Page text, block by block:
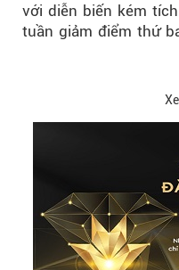
với diễn biến kém
tuần giảm điểm thứ